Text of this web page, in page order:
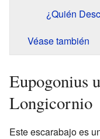
¿Quién
Véase también
Eupogonius
Longicornio
Este escarabajo es